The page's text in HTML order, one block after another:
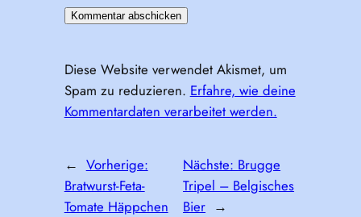
Diese Website verwendet Akismet, um
Spam zu reduzieren. Erfahre, wie deine
Kommentardaten verarbeitet werden.
← Vorherige:
Bratwurst-Feta-
Tomate Häppchen
Nächste: Brugge
Tripel – Belgisches
Bier →